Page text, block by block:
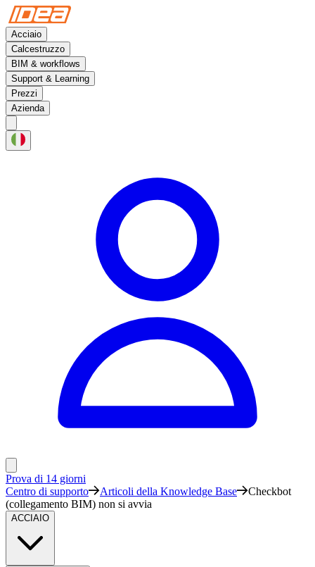
Acciaio
Calcestruzzo
BIM & workflows
Support & Learning
Prezzi
Azienda
Prova di 14 giorni
Centro di supporto
Articoli della Knowledge Base
Checkbot
(collegamento BIM) non si avvia
ACCIAIO